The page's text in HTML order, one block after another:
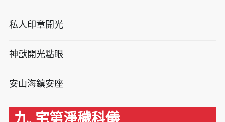
私人印章開光
神獸開光點眼
安山海鎮安座